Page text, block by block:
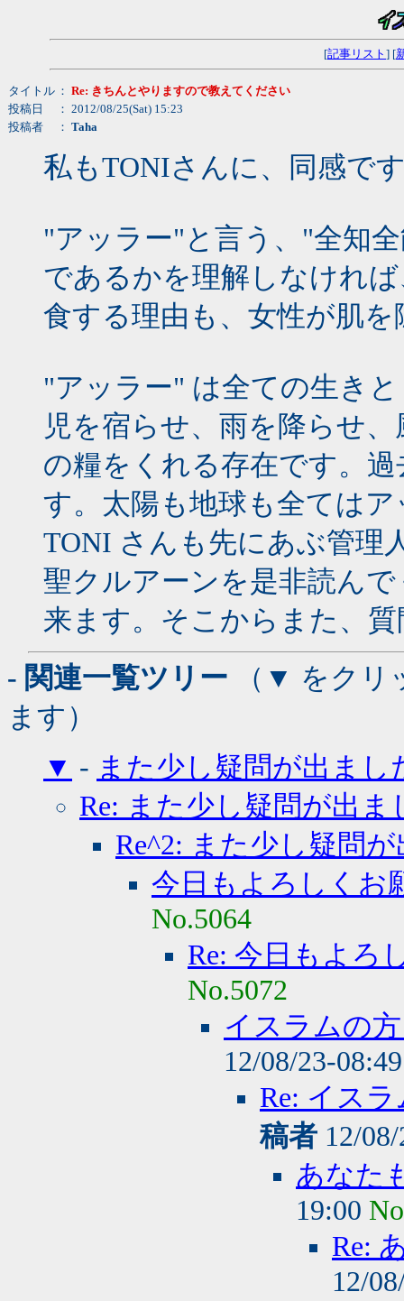
[記事リスト ] [
タイトル ： Re: きちんとやりますので教えてください
投稿日
： 2012/08/25(Sat) 15:23
投稿者
： Taha
私もTONIさんに、同感で
"アッラー"と言う、"全知
であるかを理解しなけれ
食する理由も、女性が肌
"アッラー" は全ての生き
児を宿らせ、雨を降らせ
の糧をくれる存在です。
す。太陽も地球も全ては
TONI さんも先にあぶ管理
聖クルアーンを是非読ん
来ます。そこからまた、
- 関連一覧ツリー （▼ をクリ
ます）
▼ - また少し疑問が出まし
Re: また少し疑問が出ま
Re^2: また少し疑問
今日もよろしくお
No.5064
Re: 今日もよろ
No.5072
イスラムの
12/08/23-
Re: イス
稿者 12/
あなた
19:00
Re:
12/